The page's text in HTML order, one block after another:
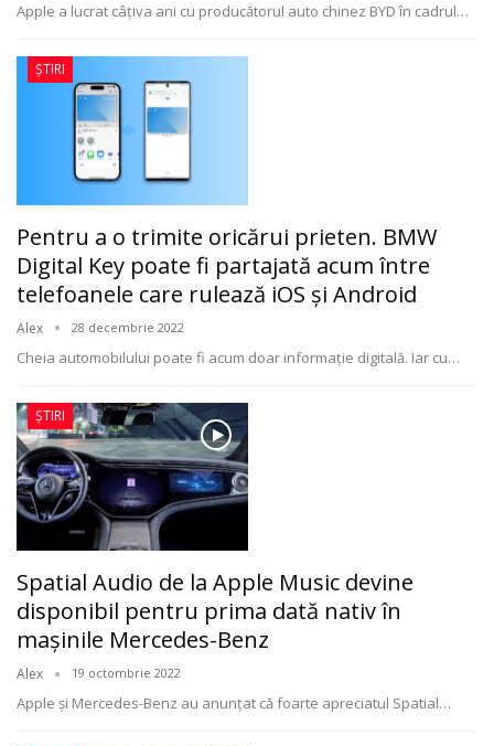
Apple a lucrat câțiva ani cu producătorul auto chinez BYD în cadrul…
ȘTIRI
Pentru a o trimite oricărui prieten. BMW
Digital Key poate fi partajată acum între
telefoanele care rulează iOS şi Android
Alex 28 decembrie 2022
Cheia automobilului poate fi acum doar informație digitală. Iar cu…
ȘTIRI
Spatial Audio de la Apple Music devine
disponibil pentru prima dată nativ în
maşinile Mercedes-Benz
Alex 19 octombrie 2022
Apple și Mercedes-Benz au anunțat că foarte apreciatul Spatial…